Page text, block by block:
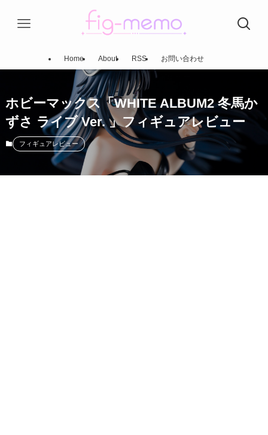
Home About RSS お問い合わせ
ホビーマックス「WHITE ALBUM2 冬馬か
ずさ ライブ Ver. 」フィギュアレビュー
フィギュアレビュー